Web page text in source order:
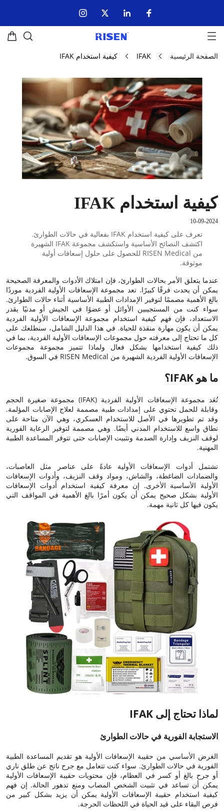
الصفحة الرئيسية IFAK كيفية استخدام IFAK
كيفية استخدام IFAK
10-09-2024
تعرف على كيفية استخدام IFAK بفعالية في حالات الطوارئ.
اكتشف النصائح الأساسية واستكشف مجموعة IFAK الشهيرة
من RISEN Medical للحصول على حلول إسعافات أولية
موثوقة.
عندما يتعلق الأمر بحالات الطوارئ، فإن امتلاك الأدوات والمعرفة الصحيحة
يمكن أن يحدث فرقًا كبيرًا. تعد مجموعة الإسعافات الأولية الفردية موردًا
بالغ الأهمية مصممًا لتوفير الإمدادات الطبية الأساسية أثناء حالات الطوارئ.
سواء كنت من المستجيبين الأوائل أو عضوًا في الجيش أو مدنيًا يقدر
الاستعداد، فإن فهم كيفية استخدام مجموعة الإسعافات الأولية الفردية
يمكن أن يكون مهارة منقذة للحياة. في هذا الدليل الشامل، سنطلعك على
كل ما تحتاج إلى معرفته حول مجموعات الإسعافات الأولية الفردية، بما في
ذلك كيفية استخدامها بشكل فعال ولماذا تتميز مجموعة مجموعات
الإسعافات الأولية الفردية الشهيرة من RISEN Medical في السوق.
ما هو IFAK؟
تُعَد مجموعة الإسعافات الأولية الفردية (IFAK) مجموعة صغيرة الحجم
وقابلة للحمل تحتوي على إمدادات طبية مصممة لعلاج الإصابات المؤلمة.
وقد تم تطويرها في الأصل للاستخدام العسكري، وهي الآن متاحة على
نطاق واسع للاستخدام المدني أيضًا. وهي مصممة لتوفير الرعاية الفورية
لوقف النزيف وإدارة الصدمة وتثبيت الإصابات حتى تتوفر المساعدة الطبية
المهنية.
تشتمل أدوات الإسعافات الأولية عادةً على عناصر مثل العاصبات،
والضمادات الضاغطة، والشاش، ومواد وقف النزيف، وأدوات الإسعافات
الأولية الأساسية الأخرى. إن معرفة كيفية استخدام أدوات الإسعافات
الأولية بشكل صحيح يمكن أن يكون أمرًا بالغ الأهمية في المواقف التي
يكون فيها كل ثانية مهمة.
لماذا تحتاج إلى IFAK
الاستجابة الفورية في حالات الطوارئ
الغرض الأساسي من حقيبة الإسعافات الأولية هو تقديم المساعدة الطبية
الفورية في حالات الطوارئ. سواء كنت تتعامل مع جرح ناتج عن طلق ناري
أو جرح بالغ أو كسر في العظام، فإن محتويات حقيبة الإسعافات الأولية
يمكن أن تساعد في تثبيت الشخص المصاب ومنع تدهور الحالة. إن فهم
كيفية استخدام حقيبة الإسعافات الأولية يمكن أن يزيد بشكل كبير من
فرص البقاء على قيد الحياة في اللحظات الحرجة.